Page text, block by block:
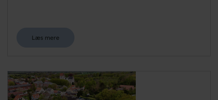
Læs mere